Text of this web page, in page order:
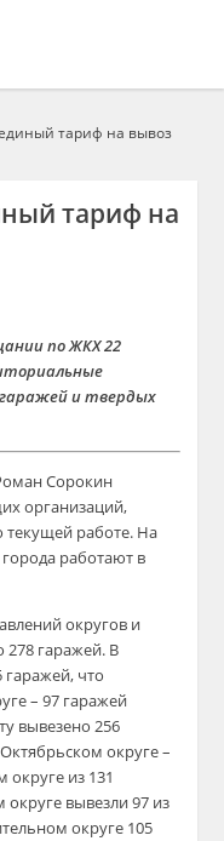
тариф на вывоз
тариф на
по ЖКХ 22
и твердых
Сорокин
организаций,
текущей работе. На
работают в
округов и
278 гаражей. В
что
– 97 гаражей
вывезено 256
округе –
из 131
вывезли 97 из
округе 105